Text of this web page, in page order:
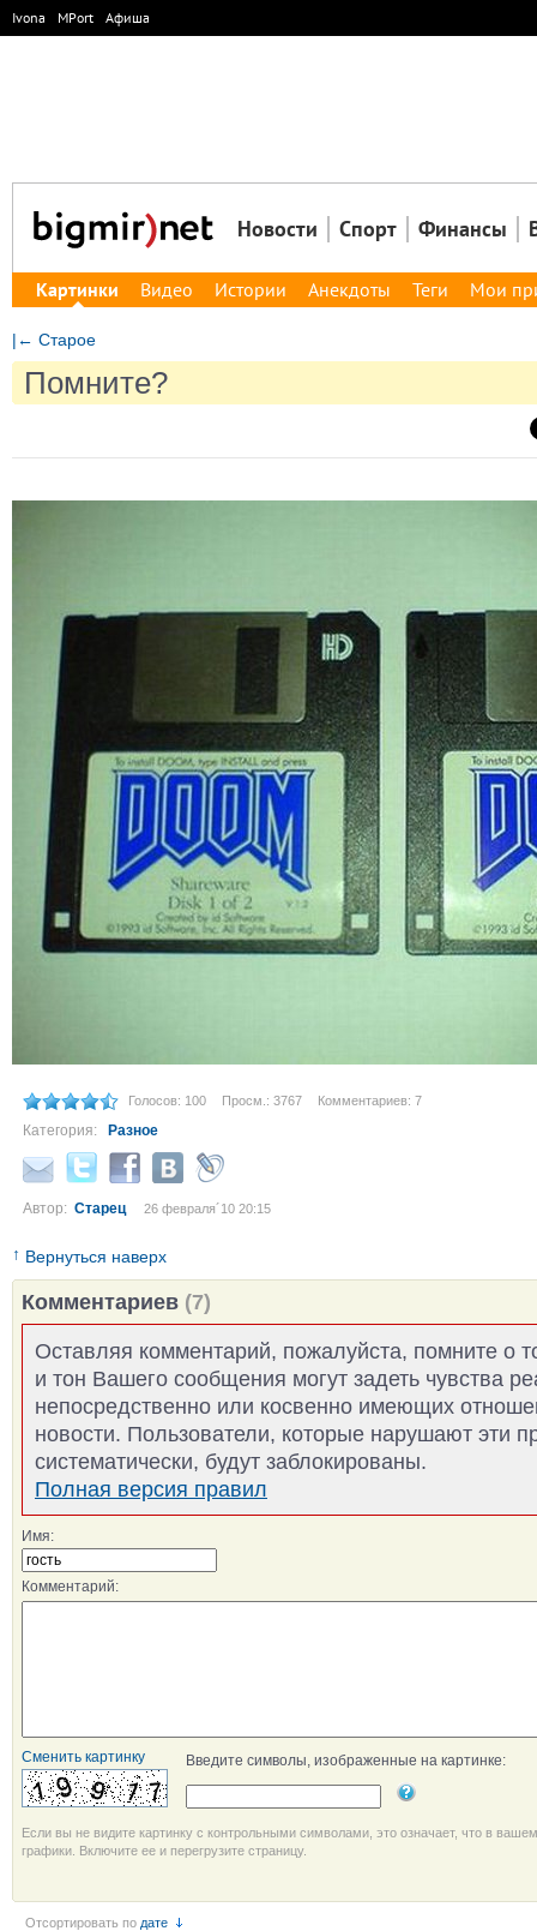
Ivona MPort Афиша
Новости Спорт Финансы
Картинки Видео Истории Анекдоты Теги Мои
|← Старое
Помните?
Голосов: 100 Просм.: 3767 Комментариев: 7
Категория: Разное
Автор: Старец 26 февраля´10 20:15
↑ Вернуться наверх
Комментариев (7)
Оставляя комментарий, пожалуйста, помните о
и тон Вашего сообщения могут задеть чувства
непосредственно или косвенно имеющих
новости. Пользователи, которые нарушают эти
систематически, будут заблокированы.
Полная версия правил
Имя:
Комментарий:
Сменить картинку Введите символы, изображенные на картинке:
Если вы не видите картинку с контрольными символами, это означает, что в
графики. Включите ее и перегрузите страницу.
Отсортировать по дате